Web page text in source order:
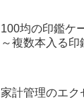
100均の印鑑ケ
～複数本入る印
家計管理のエク